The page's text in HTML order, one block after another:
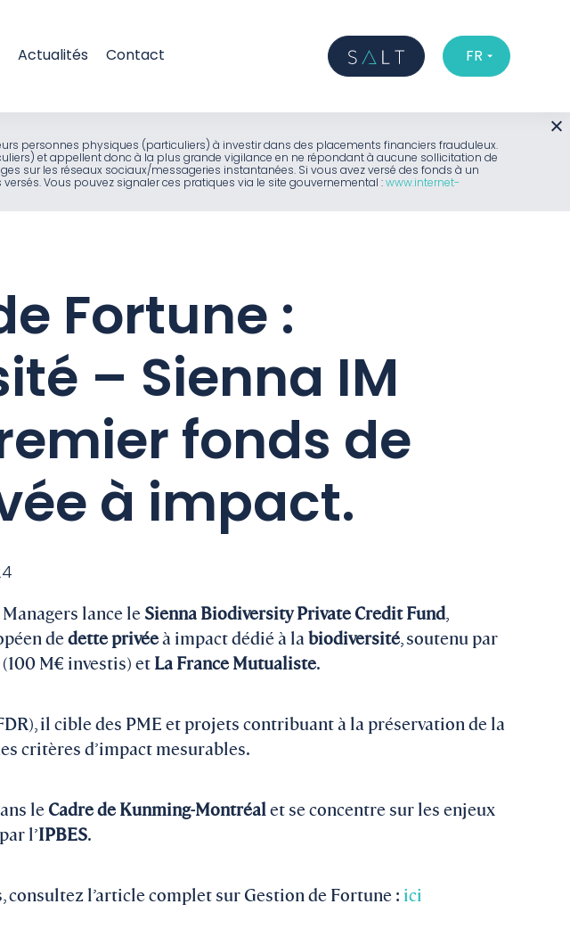
Actualités Contact FR
personnes physiques (particuliers) à investir dans des placements financiers frauduleux.
et appellent donc à la plus grande vigilance en ne répondant à aucune sollicitation de
sur les réseaux sociaux/messageries instantanées. Si vous avez versé des fonds à un
Vous pouvez signaler ces pratiques via le site gouvernemental :www.internet-
Fortune :
– Sienna IM
fonds de
à impact.
lance le Sienna Biodiversity Private Credit Fund,
dedette privéeà impact dédié à labiodiversité, soutenu par
(100 M€ investis) et La France Mutualiste.
il cible des PME et projets contribuant à la préservation de la
critères d’impact mesurables.
le Cadre de Kunming-Montréal et se concentre sur les enjeux
l’IPBES.
consultez l’article complet sur Gestion de Fortune : ici